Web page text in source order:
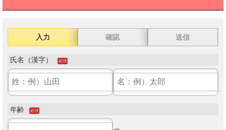
入力 確認 送信
氏名（漢字） 必須
年齢 必須